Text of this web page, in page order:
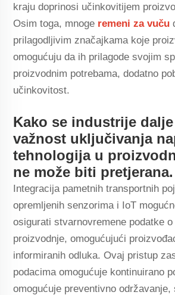
kraju doprinosi učinkovitijem
Osim toga, mnoge remeni za vuču
prilagodljivim značajkama koje
omogućuju da ih prilagode svojim
proizvodnim potrebama, dodatno
učinkovitost.
Kako se industrije
važnost uključivanja
tehnologija u
ne može biti pretjerana.
Integracija pametnih transportnih
opremljenih senzorima i IoT
osigurati stvarnovremene podatke
proizvodnje, omogućujući
informiranih odluka. Ovaj pristup
podacima omogućuje kontinuirano
omogućuje preventivno održavanje,